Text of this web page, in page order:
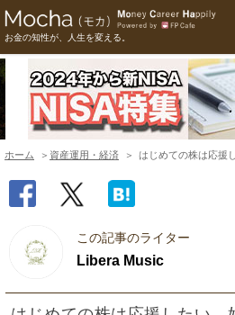
お金の知性が、人生を変える。
ホーム 資産運用・経済 はじめての株は応援
この記事のライター
Libera Music